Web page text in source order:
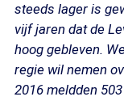
steeds lager is
vijf jaren dat de
hoog gebleven.
regie wil nemen
2016 meldden